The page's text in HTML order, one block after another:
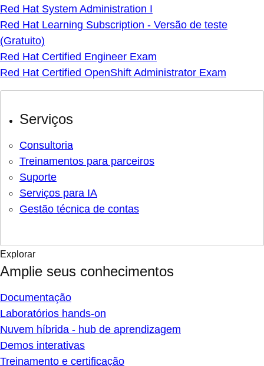
Red Hat System Administration I
Red Hat Learning Subscription - Versão de teste
(Gratuito)
Red Hat Certified Engineer Exam
Red Hat Certified OpenShift Administrator Exam
Serviços
Consultoria
Treinamentos para parceiros
Suporte
Serviços para IA
Gestão técnica de contas
Explorar
Amplie seus conhecimentos
Documentação
Laboratórios hands-on
Nuvem híbrida - hub de aprendizagem
Demos interativas
Treinamento e certificação